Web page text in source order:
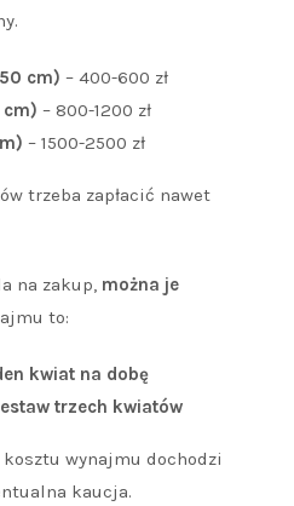
cm) – 400-600 zł
cm) – 800-1200 zł
– 1500-2500 zł
trzeba zapłacić nawet
na zakup, można je
to:
kwiat na dobę
trzech kwiatów
wynajmu dochodzi
kaucja.